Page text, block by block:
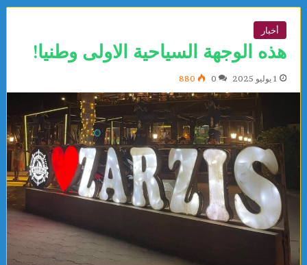
أخبار
هذه الوجهة السياحية الاولى وطنيا!
1 يوليو 2025 0
880